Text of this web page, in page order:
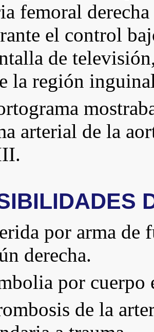
femoral
el control
de
la región
arterial de la
por arma de
derecha.
por
de la